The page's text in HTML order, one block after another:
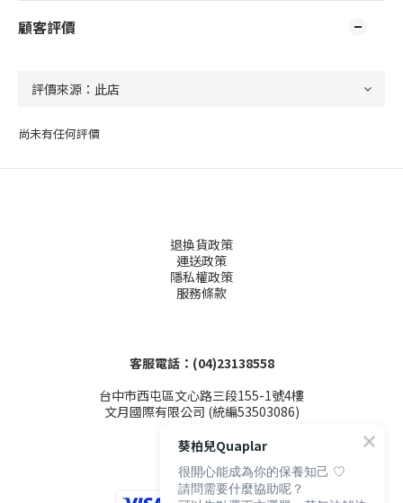
顧客評價
尚未有任何評價
退換貨政策
運送政策
隱私權政策
服務條款
客服電話：(04)23138558
台中市西屯區文心路三段155-1號4樓
文月國際有限公司 (統編53503086)
葵柏兒Quaplar
很開心能成為你的保養知己 ♡
請問需要什麼協助呢？